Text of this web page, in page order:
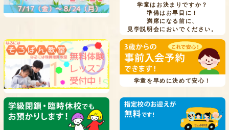
学童はお決まりですか？
準備はお早目に！
満席になる前に、
見学説明会においでください。
学童を早めに決めて安心！